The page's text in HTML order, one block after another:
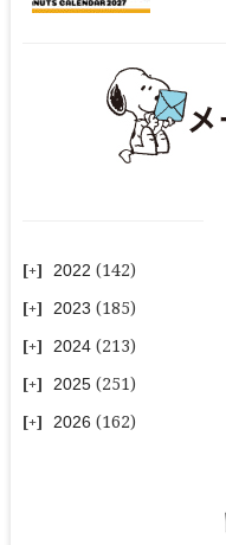
2022 (142)
2023 (185)
2024 (213)
2025 (251)
2026 (162)